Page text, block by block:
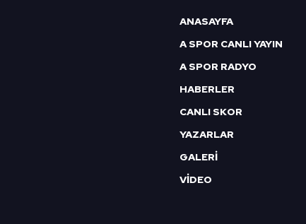
ANASAYFA
A SPOR CANLI YAYIN
A SPOR RADYO
HABERLER
CANLI SKOR
YAZARLAR
GALERİ
VİDEO